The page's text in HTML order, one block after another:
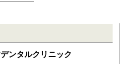
ンタルクリニック